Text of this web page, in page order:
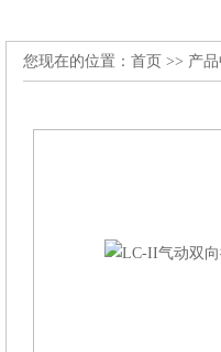
您现在的位置： 首页 >> 产